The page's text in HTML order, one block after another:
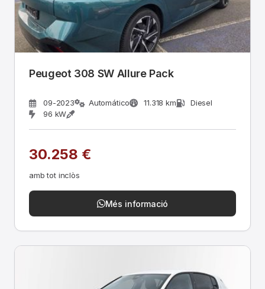
Peugeot 308 SW Allure Pack
09-2023 Automático 11.318 km
Diesel
96 kW
30.258 €
amb tot inclòs
Més informació